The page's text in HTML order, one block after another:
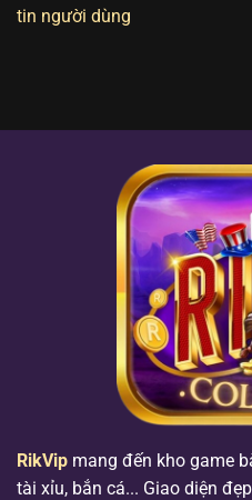
tin người dùng
RikVip mang đến kho game
tài xỉu, bắn cá... Giao diện